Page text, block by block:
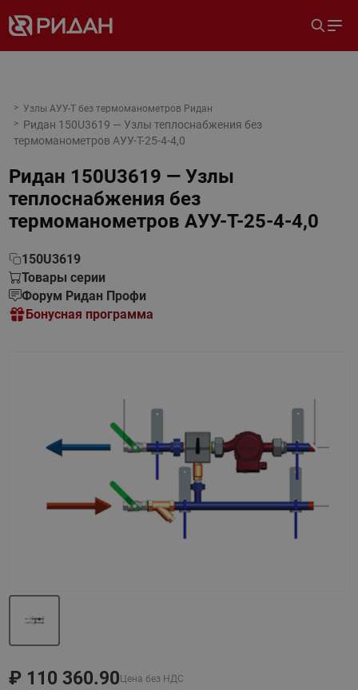
Узлы АУУ-Т без термоманометров Ридан
Ридан 150U3619 — Узлы теплоснабжения без
термоманометров АУУ-T-25-4-4,0
Ридан 150U3619 — Узлы
теплоснабжения без
термоманометров АУУ-T-25-4-4,0
150U3619
Товары серии
Форум Ридан Профи
Бонусная программа
₽ 110 360.90 Цена без НДС